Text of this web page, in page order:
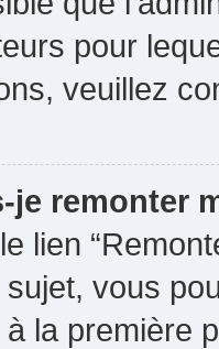
pour
veuillez
je remonter
lien
vous
la première